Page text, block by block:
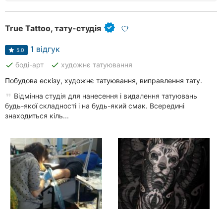
True Tattoo, тату-студія
5.0 1 відгук
done боді-арт done художнє татуювання
Побудова ескізу, художнє татуювання, виправлення тату.
Відмінна студія для нанесення і видалення татуювань
будь-якої складності і на будь-який смак. Всередині
знаходиться кіль...